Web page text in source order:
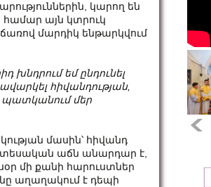
կարող են
այն կտրուկ
մարդիկ ենթարկվում
խնդրում եմ ընդունել
հիվանդության,
պատկանում մեր
մասին՝ հիվանդ
աճն անարդար է,
մի քանի հարուստներ
աղաղակում է դեպի